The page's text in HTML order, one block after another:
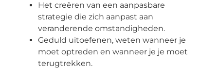
Het creëren van een aanpasbare
strategie die zich aanpast aan
veranderende omstandigheden.
Geduld uitoefenen, weten wanneer je
moet optreden en wanneer je je moet
terugtrekken.